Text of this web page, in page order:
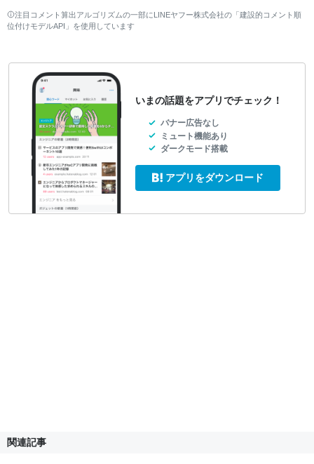
注目コメント算出アルゴリズムの一部にLINEヤフー株式会社の「建設的コメント順
位付けモデルAPI」を使用しています
いまの話題をアプリでチェック！
バナー広告なし
ミュート機能あり
ダークモード搭載
アプリをダウンロード
関連記事